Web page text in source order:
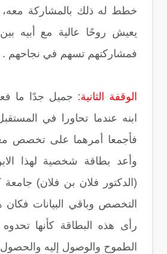
خطط له ذلك بالمشاركة
يعيش روحًا عالية مع أبيه بين
فمشاركتهم تسهم في نجاحهم .
الوقفة الثانية: جميل جدًا ما
ابنه عندما تحاورا في
فأجمعا أمرهما على تخصص
وأعد بطاقة شخصية لهذا
(الدكتور فلان بن فلان) جامعة
التخصص وباقي البيانات فكان
رأى هذه البطاقة كأنها
الطموح والوصول إليه